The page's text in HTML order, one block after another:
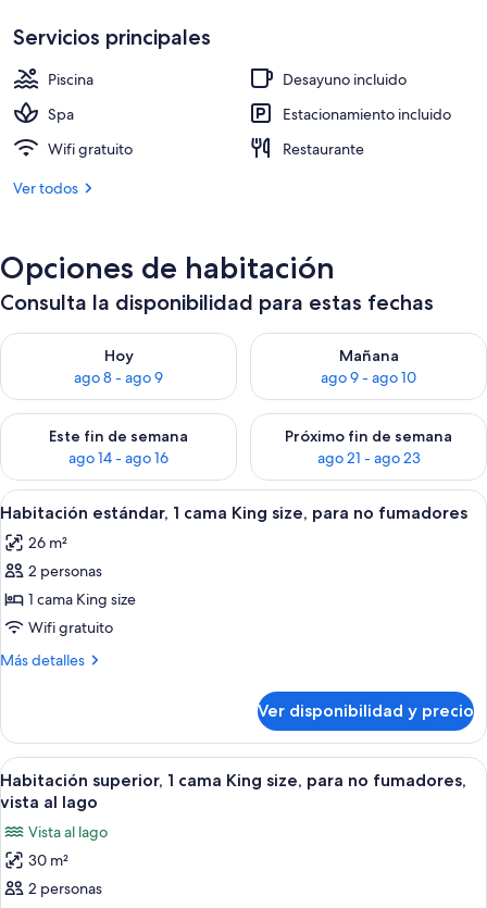
Servicios principales
Piscina
Desayuno incluido
Spa
Estacionamiento incluido
Wifi gratuito
Restaurante
Ver todos
Opciones de habitación
Consulta la disponibilidad para estas fechas
Hoy
ago 8 - ago 9
Consulta la disponibilidad para hoy ago 8 - ago 9
Mañana
ago 9 - ago 10
Consulta la disponibilidad
Este fin de semana
ago 14 - ago 16
Consulta la disponibilidad para este fin de semana ago 14 -
Próximo fin de semana
ago 21 - ago 23
Consulta la disponibilidad
Ver
todas
las
fotos
de
Habitación
estándar,
King
size,
para
no
fumadores
Habitación de hotel con una cama
7
Habitación estándar, 1 cama King size, para no fumadores
26 m²
2 personas
1 cama King size
Wifi gratuito
Más detalles
Más
estándar,
cama
King
para
no
fumadores
Ver disponibilidad y precio
Ver
todas
fotos
de
Habitación
Sábanas de algodón egipcio, ropa
12
Habitación superior, 1 cama King size, para no fumadores,
vista al lago
Vista al lago
30 m²
2 personas